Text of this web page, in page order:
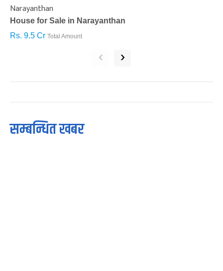
Narayanthan
House for Sale in Narayanthan
Rs. 9.5 Cr Total Amount
‹ ›
सम्बन्धित खबर